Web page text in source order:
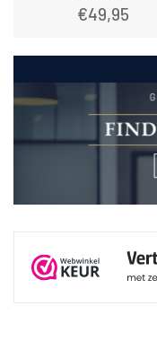
Oorspronkelijke
prijs
€49,95prijs